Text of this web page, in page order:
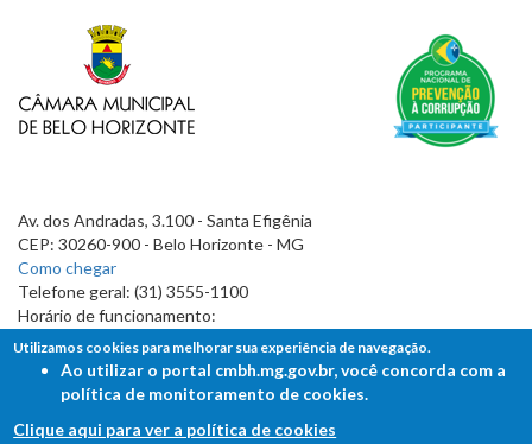
Av. dos Andradas, 3.100 - Santa Efigênia
CEP: 30260-900 - Belo Horizonte - MG
Como chegar
Telefone geral: (31) 3555-1100
Horário de funcionamento:
7h às 19h
Utilizamos cookies para melhorar sua experiência de navegação.
Ao utilizar o portal cmbh.mg.gov.br, você concorda com a
política de monitoramento de cookies.
Clique aqui para ver a política de cookies